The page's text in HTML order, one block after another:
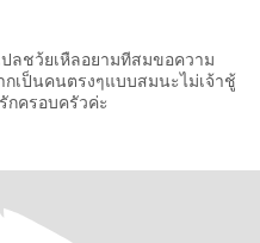
ปลชว้ยเหืลอยามทีสมขอความ
กเป็นคนตรงๆแบบสมนะไม่เจ้าชู้
กครอบครัวค่ะ